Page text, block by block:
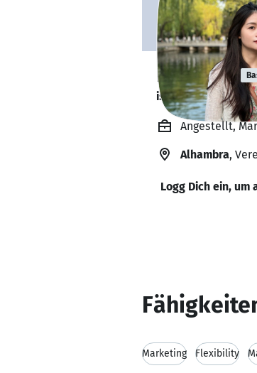
Ruby MA
is researching.
Angestellt,
Alhambra,
Logg Dich ein, um
Marketing Flexibility